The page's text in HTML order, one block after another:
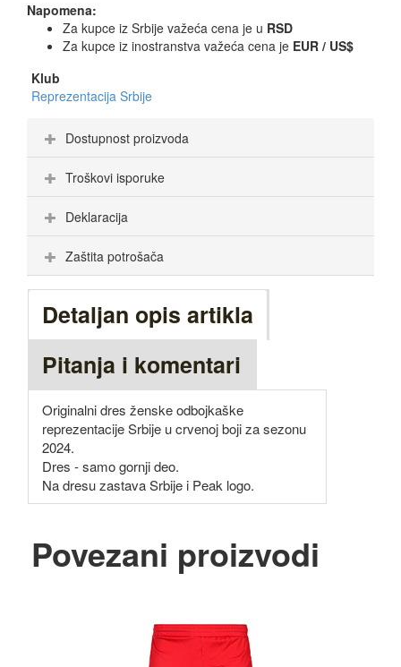
Napomena:
Za kupce iz Srbije važeća cena je u RSD
Za kupce iz inostranstva važeća cena je EUR / US$
Klub
Reprezentacija Srbije
Dostupnost proizvoda
Troškovi isporuke
Deklaracija
Zaštita potrošača
Detaljan opis artikla
Pitanja i komentari
Originalni dres ženske odbojkaške
reprezentacije Srbije u crvenoj boji za sezonu
2024.
Dres - samo gornji deo.
Na dresu zastava Srbije i Peak logo.
Povezani proizvodi